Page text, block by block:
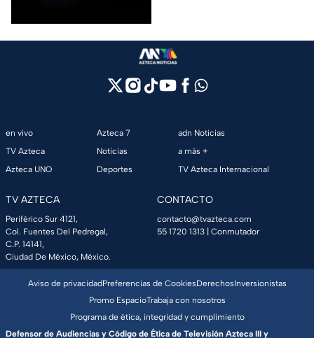
en vivo
TV Azteca
Azteca UNO
Azteca 7
Noticias
Deportes
adn Noticias
a más +
TV Azteca Internacional
TV AZTECA
Periférico Sur 4121,
Col. Fuentes Del Pedregal,
C.P. 14141,
Ciudad De México, México.
CONTACTO
contacto@tvazteca.com
55 1720 1313 | Conmutador
Aviso de privacidadPreferencias de CookiesDerechosInversionistas
Promo EspacioTrabaja con nosotros
Programa de ética, integridad y cumplimiento
Defensor de Audiencias y Código de Ética de Televisión Azteca III y